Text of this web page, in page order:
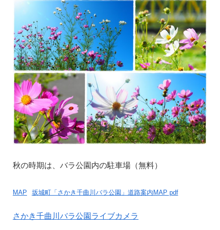
秋の時期は、バラ公園内の駐車場（無料）
MAP 坂城町「さかき千曲川バラ公園」道路案内MAP pdf
さかき千曲川バラ公園ライブカメラ